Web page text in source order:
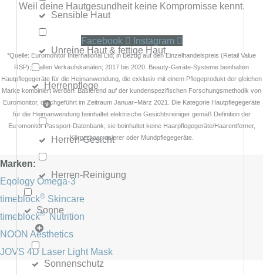
Sensible Haut
Unreine Haut & fettige Haut
Herrenpflege
Herren-Gesicht
Herren-Reinigung
Sonne
Sonnenschutz
Weil deine Hautgesundheit keine Kompromisse kennt.
Facebook Instagram
*Quelle: Euromonitor International Ltd; in Bezug auf den Einzelhandelspreis (Retail Value
RSP); in allen Verkaufskanälen; 2017 bis 2020. Beauty-Geräte-Systeme beinhalten
Hautpflegegeräte für die Heimanwendung, die exklusiv mit einem Pflegeprodukt der gleichen
Marke kombiniert werden. Basierend auf der kundenspezifischen Forschungsmethodik von
Euromonitor, durchgeführt im Zeitraum Januar–März 2021. Die Kategorie Hautpflegegeräte
für die Heimanwendung beinhaltet elektrische Gesichtsreiniger gemäß Definition der
Euromonitor Passport-Datenbank; sie beinhaltet keine Haarpflegegeräte/Haarentferner,
Körperhaarrasierer oder Mundpflegegeräte.
Marken:
Eqology Omega-3
timeblock® Skincare
timeblock®Nutrition
NOON Aesthetics
JOVS 4D Laser Light Mask